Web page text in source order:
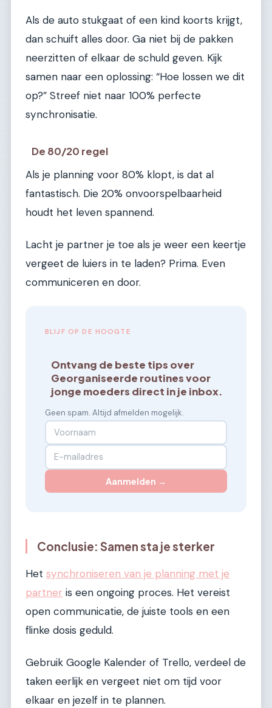
Als de auto stukgaat of een kind koorts krijgt,
dan schuift alles door. Ga niet bij de pakken
neerzitten of elkaar de schuld geven. Kijk
samen naar een oplossing: “Hoe lossen we dit
op?” Streef niet naar 100% perfecte
synchronisatie.
De 80/20 regel
Als je planning voor 80% klopt, is dat al
fantastisch. Die 20% onvoorspelbaarheid
houdt het leven spannend.
Lacht je partner je toe als je weer een keertje
vergeet de luiers in te laden? Prima. Even
communiceren en door.
BLIJF OP DE HOOGTE
Ontvang de beste tips over
Georganiseerde routines voor
jonge moeders direct in je inbox.
Geen spam. Altijd afmelden mogelijk.
Aanmelden →
Conclusie: Samen sta je sterker
Het synchroniseren van je planning met je
partner is een ongoing proces. Het vereist
open communicatie, de juiste tools en een
flinke dosis geduld.
Gebruik Google Kalender of Trello, verdeel de
taken eerlijk en vergeet niet om tijd voor
elkaar en jezelf in te plannen.